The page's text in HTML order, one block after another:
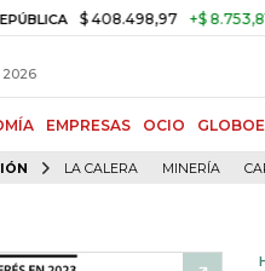
$ 408.498,97 +$ 8.753,81 +2,19%
2026
EMPRESAS OCIO
LA CALERA MINERÍA